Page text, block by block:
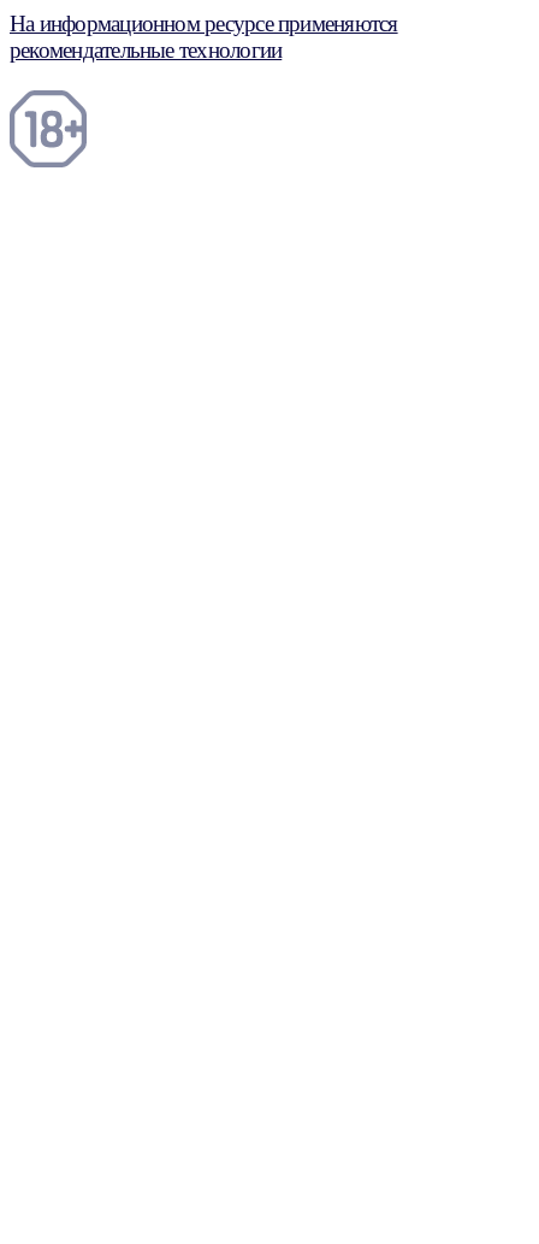
На информационном ресурсе применяются
рекомендательные технологии